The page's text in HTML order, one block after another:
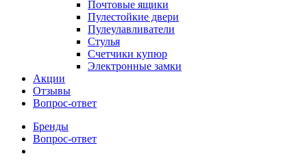
Почтовые ящики
Пулестойкие двери
Пулеулавливатели
Стулья
Счетчики купюр
Электронные замки
Акции
Отзывы
Вопрос-ответ
Бренды
Вопрос-ответ